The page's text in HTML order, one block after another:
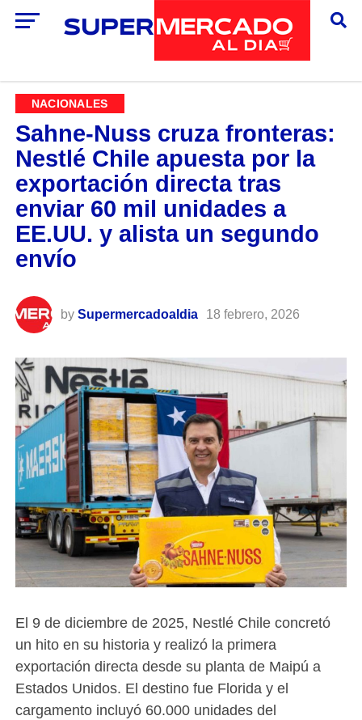
NACIONALES
Sahne-Nuss cruza fronteras:
Nestlé Chile apuesta por la
exportación directa tras
enviar 60 mil unidades a
EE.UU. y alista un segundo
envío
by Supermercadoaldia 18 febrero, 2026
El 9 de diciembre de 2025, Nestlé Chile concretó
un hito en su historia y realizó la primera
exportación directa desde su planta de Maipú a
Estados Unidos. El destino fue Florida y el
cargamento incluyó 60.000 unidades del